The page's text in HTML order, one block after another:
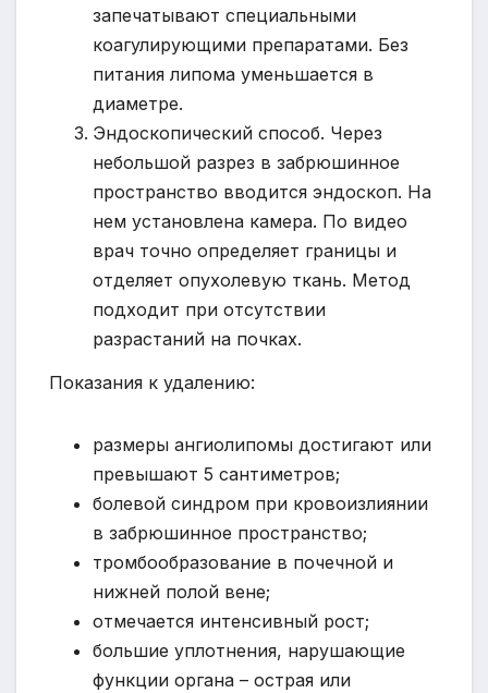
запечатывают специальными
коагулирующими препаратами. Без
питания липома уменьшается в
диаметре.
Эндоскопический способ. Через
небольшой разрез в забрюшинное
пространство вводится эндоскоп. На
нем установлена камера. По видео
врач точно определяет границы и
отделяет опухолевую ткань. Метод
подходит при отсутствии
разрастаний на почках.
Показания к удалению:
размеры ангиолипомы достигают или
превышают 5 сантиметров;
болевой синдром при кровоизлиянии
в забрюшинное пространство;
тромбообразование в почечной и
нижней полой вене;
отмечается интенсивный рост;
большие уплотнения, нарушающие
функции органа – острая или